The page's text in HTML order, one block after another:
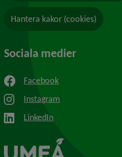
Hantera kakor (cookies)
Sociala medier
Facebook
Instagram
LinkedIn